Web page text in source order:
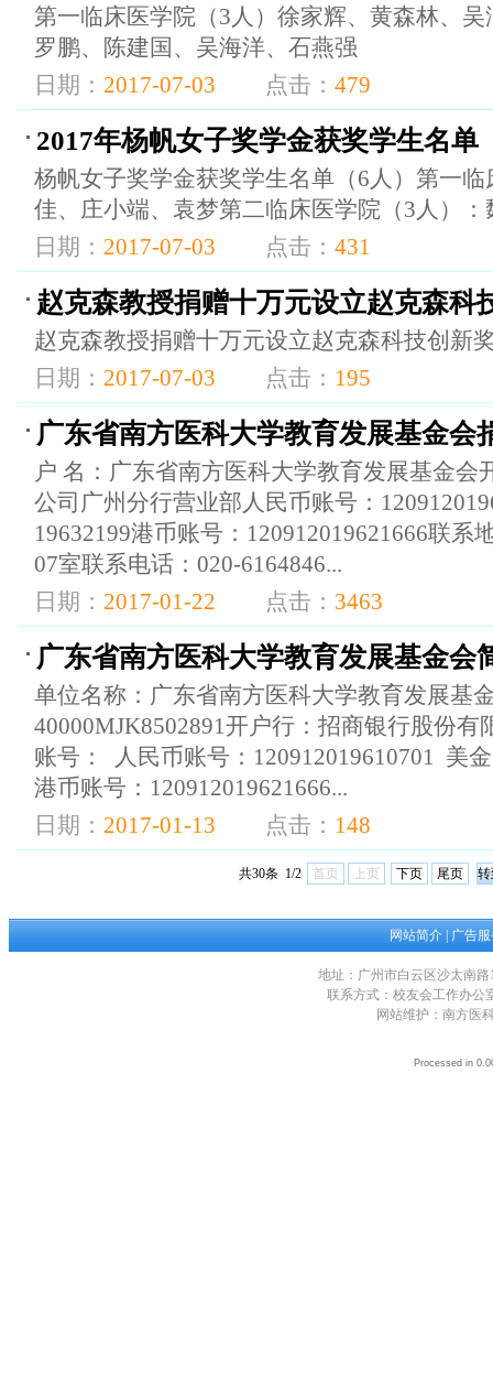
第一临床医学院（3人）徐家辉、黄森林、
罗鹏、陈建国、吴海洋、石燕强
日期： 2017-07-03 点击： 479
2017年杨帆女子奖学金获奖学生名单
杨帆女子奖学金获奖学生名单（6人）第一
佳、庄小端、袁梦第二临床医学院（3人）
日期： 2017-07-03 点击： 431
赵克森教授捐赠十万元设立赵克森科
赵克森教授捐赠十万元设立赵克森科技创新
日期： 2017-07-03 点击： 195
广东省南方医科大学教育发展基金会
户 名：广东省南方医科大学教育发展基金会
公司广州分行营业部人民币账号：
19632199港币账号：120912019621666联系
07室联系电话：020-6164846...
日期： 2017-01-22 点击： 3463
广东省南方医科大学教育发展基金会
单位名称：广东省南方医科大学教育发展基
40000MJK8502891开户行：招商银行股份
账号： 人民币账号：120912019610701 美
港币账号：120912019621666...
日期： 2017-01-13 点击： 148
共30条 1/2 首页 上页 下页 尾页
网站简介|广告
地址：广州市白云区沙太南
联系方式：校友会工作办公
网站维护：南方医
Processed in